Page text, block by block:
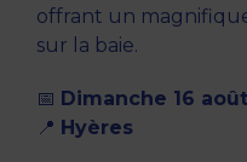
offrant un
sur la baie.
📅 Dimanche 16 août
📍 Hyères